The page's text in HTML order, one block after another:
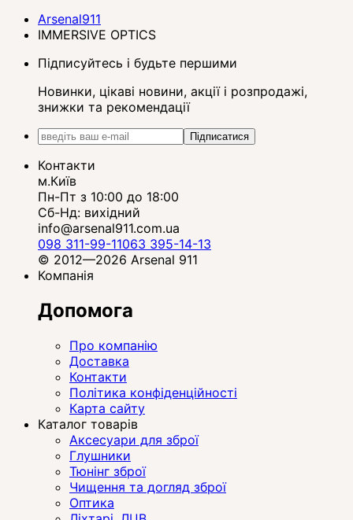
Arsenal911
IMMERSIVE OPTICS
Підписуйтесь і будьте першими
Новинки, цікаві новини, акції і розпродажі,
знижки та рекомендації
Підписатися
Контакти
м.Київ
Пн-Пт з 10:00 до 18:00
Сб-Нд: вихідний
info@arsenal911.com.ua
098 311-99-11063 395-14-13
© 2012—2026 Arsenal 911
Компанія
Допомога
Про компанію
Доставка
Контакти
Політика конфіденційності
Карта сайту
Каталог товарів
Аксесуари для зброї
Глушники
Тюнінг зброї
Чищення та догляд зброї
Оптика